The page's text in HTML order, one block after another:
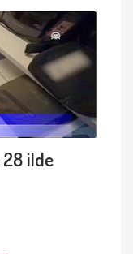
ilde